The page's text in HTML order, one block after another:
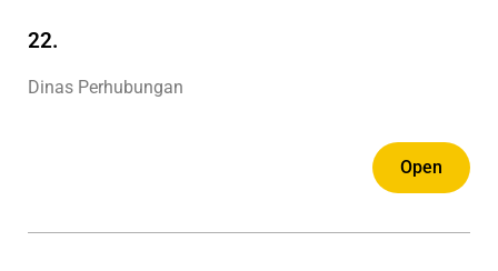
22.
Dinas Perhubungan
Open